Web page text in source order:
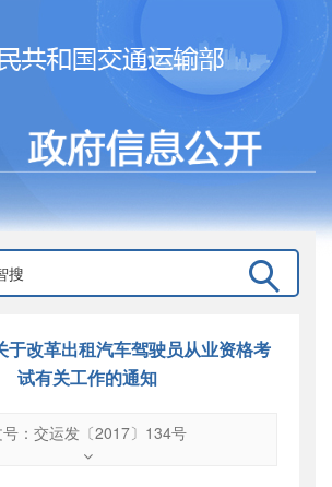
于改革出租汽车驾驶员从业资格考
试有关工作的通知
：交运发〔2017〕134号
交运发〔2017〕134号